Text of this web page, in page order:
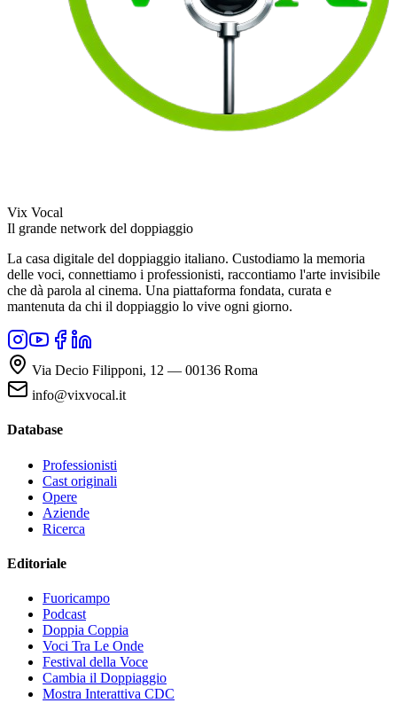
Vix Vocal
Il grande network del doppiaggio
La casa digitale del doppiaggio italiano. Custodiamo la memoria
delle voci, connettiamo i professionisti, raccontiamo l'arte invisibile
che dà parola al cinema. Una piattaforma fondata, curata e
mantenuta da chi il doppiaggio lo vive ogni giorno.
Via Decio Filipponi, 12 — 00136 Roma
info@vixvocal.it
Database
Professionisti
Cast originali
Opere
Aziende
Ricerca
Editoriale
Fuoricampo
Podcast
Doppia Coppia
Voci Tra Le Onde
Festival della Voce
Cambia il Doppiaggio
Mostra Interattiva CDC